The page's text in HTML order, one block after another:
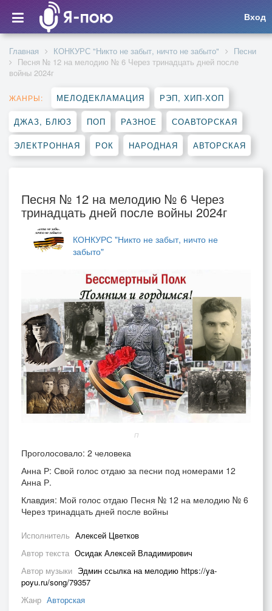
Вход
Главная КОНКУРС "Никто не забыт, ничто не забыто"
Песни
Песня № 12 на мелодию № 6 Через тринадцать дней после
войны 2024г
ЖАНРЫ: МЕЛОДЕКЛАМАЦИЯ РЭП, ХИП-ХОП
ДЖАЗ, БЛЮЗ ПОП РАЗНОЕ СОАВТОРСКАЯ
ЭЛЕКТРОННАЯ РОК НАРОДНАЯ АВТОРСКАЯ
Песня № 12 на мелодию № 6 Через
тринадцать дней после войны 2024г
КОНКУРС "Никто не забыт, ничто не
забыто"
П
Проголосовало: 2 человека
Анна Р: Свой голос отдаю за песни под номерами 12
Анна Р.
Клавдия: Мой голос отдаю Песня № 12 на мелодию № 6
Через тринадцать дней после войны
Исполнитель Алексей Цветков
Автор текста Осидак Алексей Владимирович
Автор музыки Эдмин ссылка на мелодию https://ya-
poyu.ru/song/79357
Жанр Авторская